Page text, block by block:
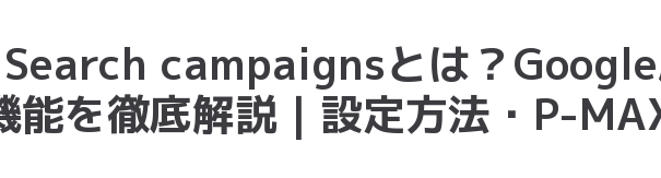
campaignsとは？
能を徹底解説｜設定方法・P-